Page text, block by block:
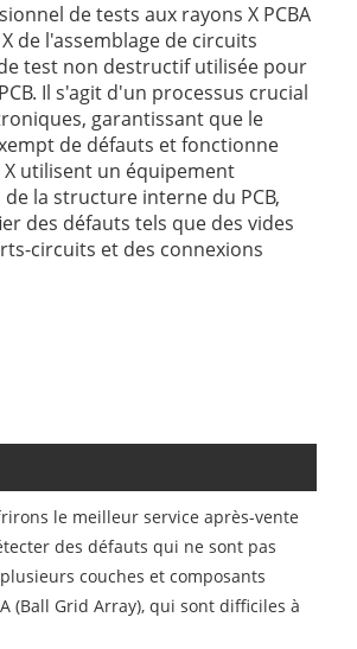
de tests aux rayons X PCBA
de l'assemblage de circuits
test non destructif utilisée pour
Il s'agit d'un processus crucial
garantissant que le
de défauts et fonctionne
utilisent un équipement
la structure interne du PCB,
des défauts tels que des vides
circuits et des connexions
le meilleur service après-vente
des défauts qui ne sont pas
couches et composants
(Ball Grid Array), qui sont difficiles à